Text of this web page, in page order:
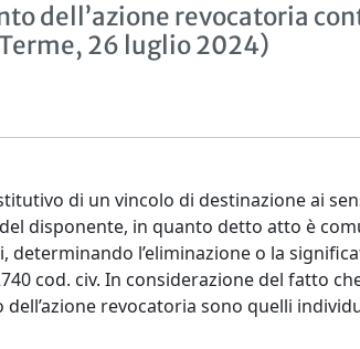
dell’azione revocatoria
26 luglio 2024)
di un vincolo di destinazione ai
disponente, in quanto detto atto è
determinando l’eliminazione o la
cod. civ. In considerazione del fatto
revocatoria sono quelli